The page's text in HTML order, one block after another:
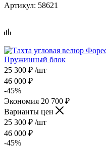
Артикул: 58621
25 300 ₽ /шт
46 000 ₽
-45%
Экономия 20 700 ₽
Варианты цен
25 300 ₽ /шт
46 000 ₽
-45%